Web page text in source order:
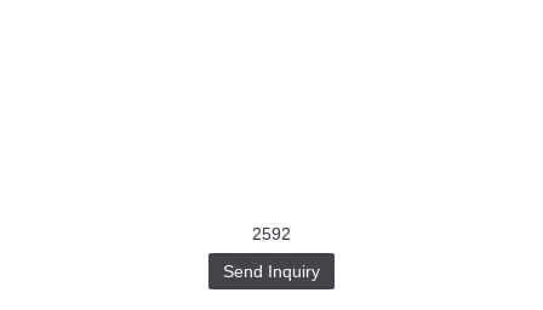
2592
Send Inquiry